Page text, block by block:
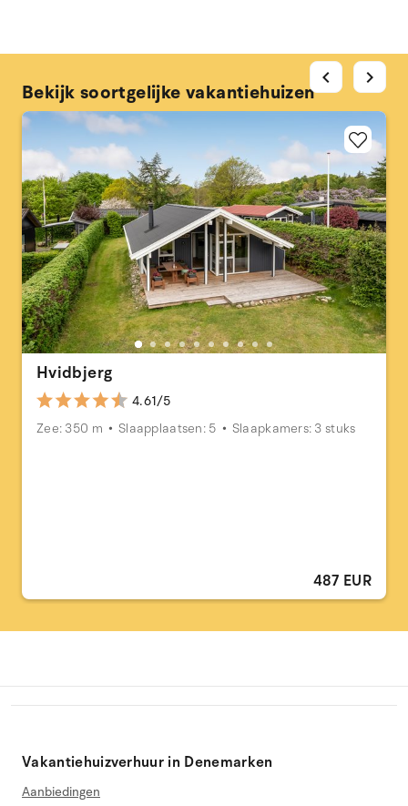
Bekijk soortgelijke vakantiehuizen
Hvidbjerg
4.61/5
Zee: 350 m
Slaapplaatsen: 5 Slaapkamers: 3 stuks
487 EUR
chevron_left chevron_right
Vakantiehuizverhuur in Denemarken
Aanbiedingen